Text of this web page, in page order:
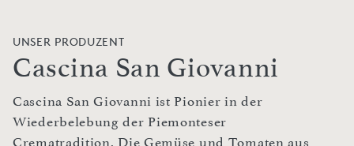
UNSER PRODUZENT
Cascina San Giovanni
Cascina San Giovanni ist Pionier in der
Wiederbelebung der Piemonteser
Crematradition. Die Gemüse und Tomaten aus